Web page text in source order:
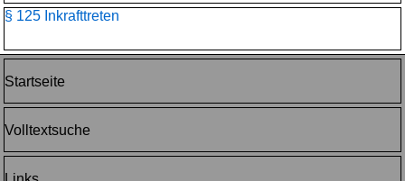
§ 125 Inkrafttreten
Startseite
Volltextsuche